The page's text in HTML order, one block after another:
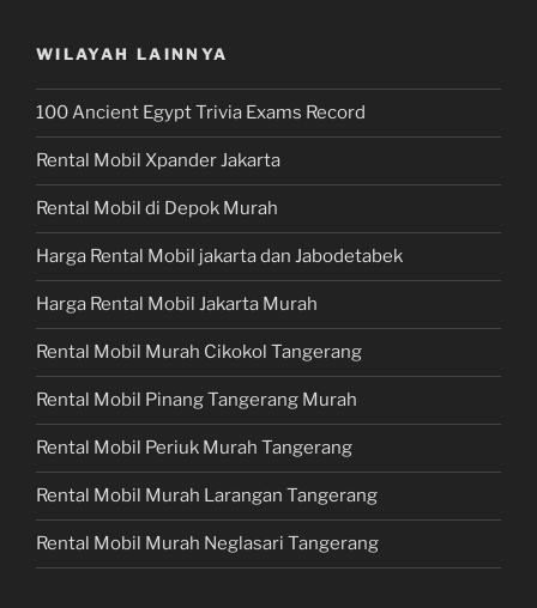
WILAYAH LAINNYA
100 Ancient Egypt Trivia Exams Record
Rental Mobil Xpander Jakarta
Rental Mobil di Depok Murah
Harga Rental Mobil jakarta dan Jabodetabek
Harga Rental Mobil Jakarta Murah
Rental Mobil Murah Cikokol Tangerang
Rental Mobil Pinang Tangerang Murah
Rental Mobil Periuk Murah Tangerang
Rental Mobil Murah Larangan Tangerang
Rental Mobil Murah Neglasari Tangerang